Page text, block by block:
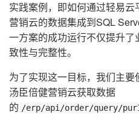
实践案例，即如何通过轻易
营销云的数据集成到SQL
一方案的成功运行不仅提升
致性与完整性。
为了实现这一目标，我们主
汤臣倍健营销云获取数据
的 /erp/api/order/query/